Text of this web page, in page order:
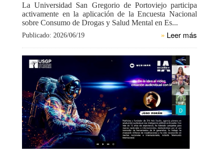
La Universidad San Gregorio de Portoviejo participa
activamente en la aplicación de la Encuesta Nacional
sobre Consumo de Drogas y Salud Mental en Es...
Publicado: 2026/06/19 » Leer más